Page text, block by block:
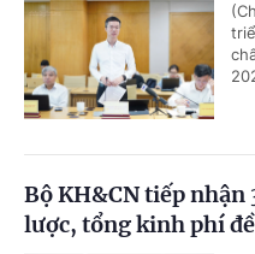
Bộ KH&CN tiếp nhận
lược, tổng kinh phí